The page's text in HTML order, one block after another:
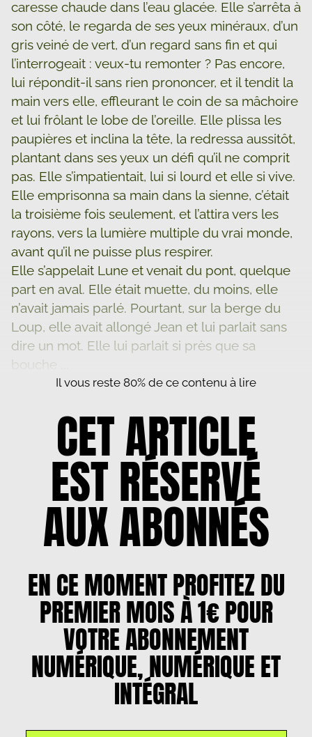
caresse chaude dans l’eau glacée. Elle s’arrêta à
son côté, le regarda de ses yeux minéraux, d’un
gris veiné de vert, d’un regard sans fin et qui
l’interrogeait : veux-tu remonter ? Pas encore,
lui répondit-il sans rien prononcer, et il tendit la
main vers elle, effleurant le coin de sa mâchoire
et lui frôlant le lobe de l’oreille. Elle plissa les
paupières et inclina la tête, la redressa aussitôt,
plantant dans ses yeux un défi qu’il ne comprit
pas. Elle s’impatientait, lui si lourd et elle si vive.
Elle emprisonna sa main dans la sienne, c’était
la troisième fois seulement, et l’attira vers les
rayons, vers la lumière multiple du vrai monde,
avant qu’il ne puisse plus respirer.
Elle s’appelait Lune et venait du pont, quelque
part en aval. Elle était muette, du moins, elle
n’avait jamais parlé. Pourtant, sur la berge du
Loup, elle avait allongé Jean et lui parlait sans
dire un mot. Elle lui parlait si près que sa
bouche ...
Il vous reste 80% de ce contenu à lire
CET ARTICLE
EST RÉSERVÉ
AUX ABONNÉS
EN CE MOMENT PROFITEZ DU
PREMIER MOIS À 1€ POUR
VOTRE ABONNEMENT
NUMÉRIQUE, NUMÉRIQUE ET
INTÉGRAL